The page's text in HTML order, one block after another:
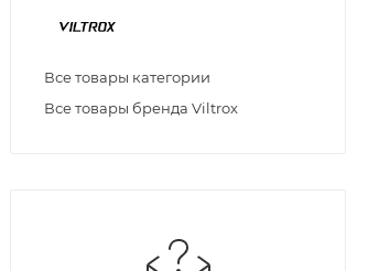
Все товары категории
Все товары бренда Viltrox